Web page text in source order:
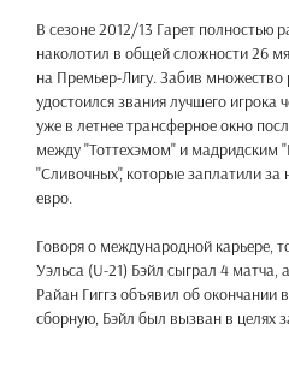
В сезоне 2012/13 Гарет полностью
наколотил в общей сложности 26
на Премьер-Лигу. Забив
удостоился звания лучшего игрока
уже в летнее трансферное окно
между "Тоттехэмом" и мадридским
"Сливочных", которые заплатили
евро.
Говоря о международной карьере,
Уэльса (U-21) Бэйл сыграл 4 матча,
Райан Гиггз объявил об окончании
сборную, Бэйл был вызван в целях